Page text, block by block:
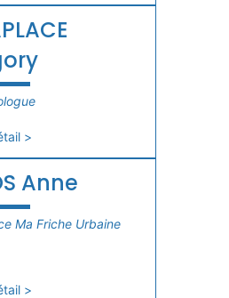
>
Anne
Ma Friche Urbaine
>